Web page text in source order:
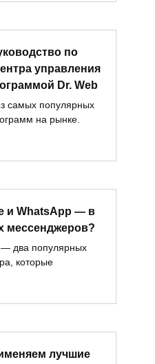
по
управления
Dr. Web
самых популярных
на рынке.
и WhatsApp — в
мессенджеров?
два популярных
которые
лучшие